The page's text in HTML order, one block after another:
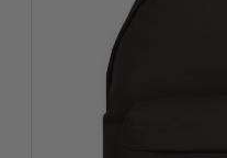
afbeeldingen-